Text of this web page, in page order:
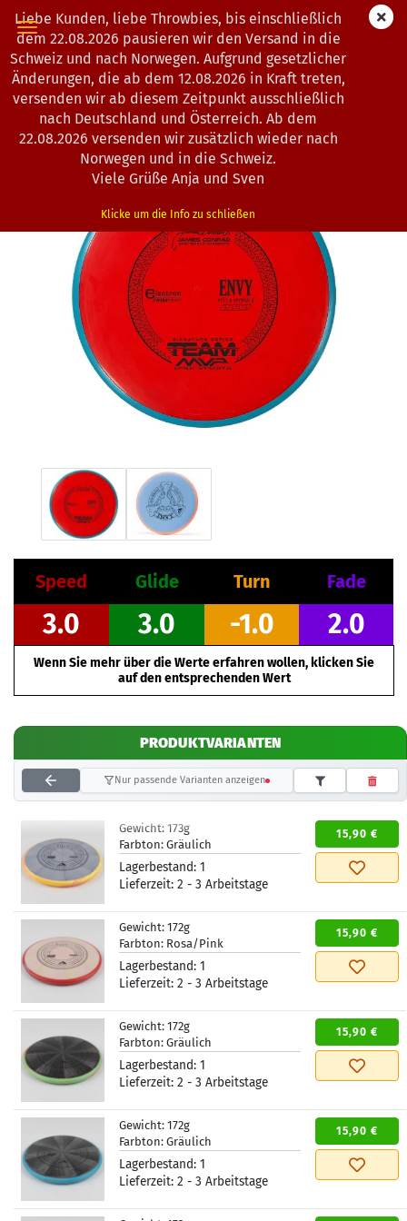
Liebe Kunden, liebe Throwbies, bis einschließlich
dem 22.08.2026 pausieren wir den Versand in die
Schweiz und nach Norwegen. Aufgrund gesetzlicher
Änderungen, die ab dem 12.08.2026 in Kraft treten,
versenden wir ab diesem Zeitpunkt ausschließlich
nach Deutschland und Österreich. Ab dem
22.08.2026 versenden wir zusätzlich wieder nach
Norwegen und in die Schweiz.
Viele Grüße Anja und Sven
Klicke um die Info zu schließen
0Artikel in dieser Kategorie
Axiom Discs | Envy | Electron Firm
* (Art.Nr.:1201721)
Speed Glide Turn Fade
3.0 3.0 -1.0 2.0
Wenn Sie mehr über die Werte erfahren wollen, klicken Sie
auf den entsprechenden Wert
PRODUKTVARIANTEN
Nur passende Varianten anzeigen
Gewicht: 173g
Farbton: Gräulich
Lagerbestand: 1
Lieferzeit: 2 - 3 Arbeitstage
15,90 €
Gewicht: 172g
Farbton: Rosa/Pink
Lagerbestand: 1
Lieferzeit: 2 - 3 Arbeitstage
15,90 €
Gewicht: 172g
Farbton: Gräulich
Lagerbestand: 1
Lieferzeit: 2 - 3 Arbeitstage
15,90 €
Gewicht: 172g
Farbton: Gräulich
Lagerbestand: 1
Lieferzeit: 2 - 3 Arbeitstage
15,90 €